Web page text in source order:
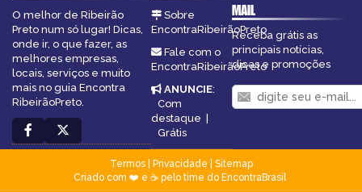
O melhor de Ribeirão
Preto num só lugar! Dicas,
onde ir, o que fazer, as
melhores empresas,
locais, serviços e muito
mais no guia Encontra
RibeirãoPreto.
Sobre
EncontraRibeirãoPreto
Fale com o
EncontraRibeirãoPreto
ANUNCIE:
Com
destaque |
Grátis
MAIL
Receba grátis as
principais notícias,
dicas e promoções
Termos| Privacidade
Sitemap
Criado com ❤️ e ☕ pelo time do EncontraBrasil